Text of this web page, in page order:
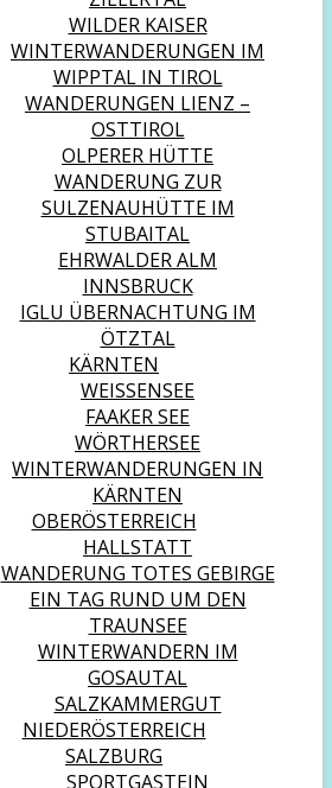
WILDER KAISER
WINTERWANDERUNGEN IM
WIPPTAL IN TIROL
WANDERUNGEN LIENZ –
OSTTIROL
OLPERER HÜTTE
WANDERUNG ZUR
SULZENAUHÜTTE IM
STUBAITAL
EHRWALDER ALM
INNSBRUCK
IGLU ÜBERNACHTUNG IM
ÖTZTAL
KÄRNTEN
WEISSENSEE
FAAKER SEE
WÖRTHERSEE
WINTERWANDERUNGEN IN
KÄRNTEN
OBERÖSTERREICH
HALLSTATT
WANDERUNG TOTES GEBIRGE
EIN TAG RUND UM DEN
TRAUNSEE
WINTERWANDERN IM
GOSAUTAL
SALZKAMMERGUT
NIEDERÖSTERREICH
SALZBURG
SPORTGASTEIN